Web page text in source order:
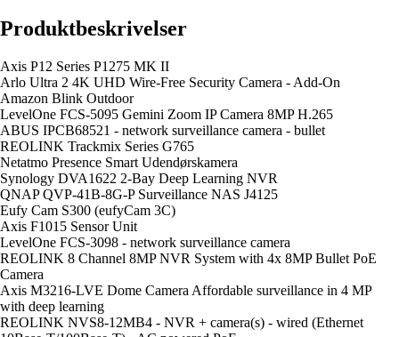
Produktbeskrivelser
Axis P12 Series P1275 MK II
Arlo Ultra 2 4K UHD Wire-Free Security Camera - Add-On
Amazon Blink Outdoor
LevelOne FCS-5095 Gemini Zoom IP Camera 8MP H.265
ABUS IPCB68521 - network surveillance camera - bullet
REOLINK Trackmix Series G765
Netatmo Presence Smart Udendørskamera
Synology DVA1622 2-Bay Deep Learning NVR
QNAP QVP-41B-8G-P Surveillance NAS J4125
Eufy Cam S300 (eufyCam 3C)
Axis F1015 Sensor Unit
LevelOne FCS-3098 - network surveillance camera
REOLINK 8 Channel 8MP NVR System with 4x 8MP Bullet PoE
Camera
Axis M3216-LVE Dome Camera Affordable surveillance in 4 MP
with deep learning
REOLINK NVS8-12MB4 - NVR + camera(s) - wired (Ethernet